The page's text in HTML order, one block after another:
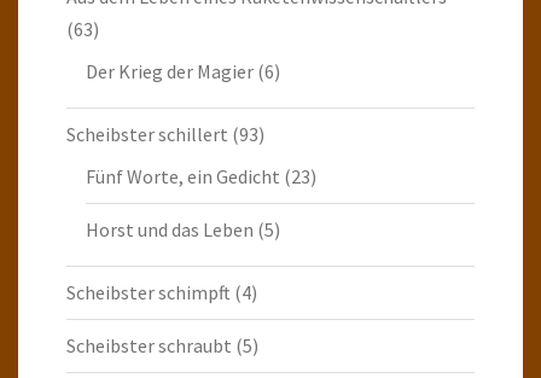
(63)
Der Krieg der Magier (6)
Scheibster schillert (93)
Fünf Worte, ein Gedicht (23)
Horst und das Leben (5)
Scheibster schimpft (4)
Scheibster schraubt (5)